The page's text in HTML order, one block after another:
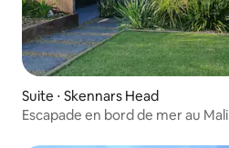
Suite ⋅ Skennars Head
Escapade en bord de mer au Mali